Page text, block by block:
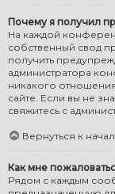
Почему я получил
На каждой
собственный свод
получить
администратора
никакого
сайте. Если вы не
свяжитесь с
Вернуться к
Как мне
Рядом с каждым